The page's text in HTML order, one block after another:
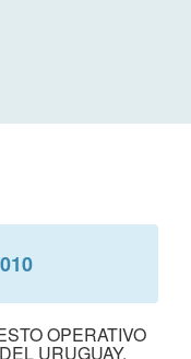
OPERATIVO
URUGUAY.